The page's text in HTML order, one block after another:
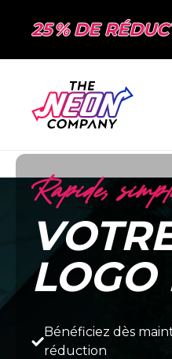
25 % DE
Rapide,
LOGO
Bénéficiez dès
réduction